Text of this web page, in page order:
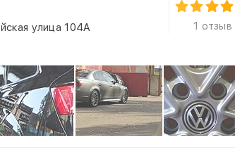
улица 104А
1 отзыв